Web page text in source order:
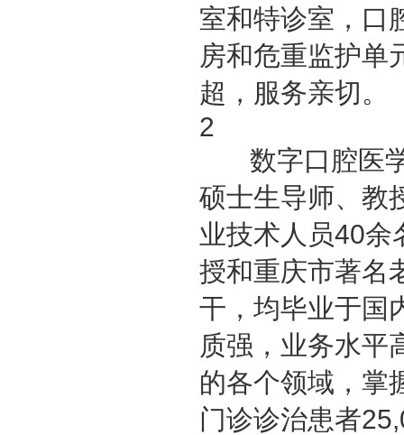
室和特诊室，口
房和危重监护单
超，服务亲切。
2
数字口腔医学
硕士生导师、教
业技术人员40余
授和重庆市著名
干，均毕业于国
质强，业务水平
的各个领域，掌
门诊诊治患者